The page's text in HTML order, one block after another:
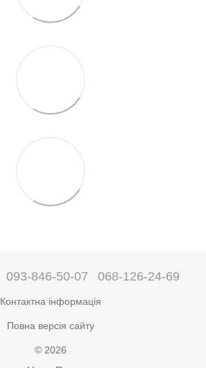
093-846-50-07 068-126-24-69
Контактна інформація
Повна версія сайту
© 2026